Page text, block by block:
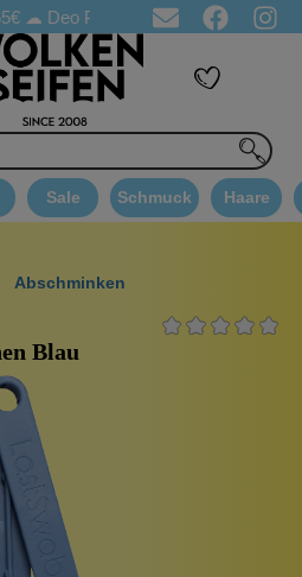
Proben in jeder Bestellung ☁
Sale Schmuck Haare
Abschminken
Blau